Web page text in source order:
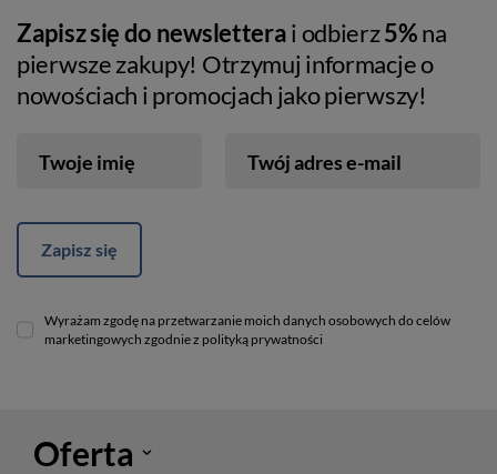
Zapisz się do newsletterai odbierz5%na
pierwsze zakupy! Otrzymuj informacje o
nowościach i promocjach jako pierwszy!
Twoje imię Twój adres e-mail
Zapisz się
Wyrażam zgodę na przetwarzanie moich danych osobowych do celów
marketingowych zgodnie z polityką prywatności
Oferta